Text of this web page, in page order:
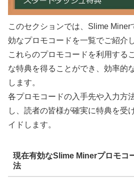
このセクションでは、Slime
効なプロモコードを一覧でご紹介
これらのプロモコードを利用する
な特典を得ることができ、効率的
します。
各プロモコードの入手先や入力方
し、読者の皆様が確実に特典を受
イドします。
現在有効なSlime Minerプロモコ
法